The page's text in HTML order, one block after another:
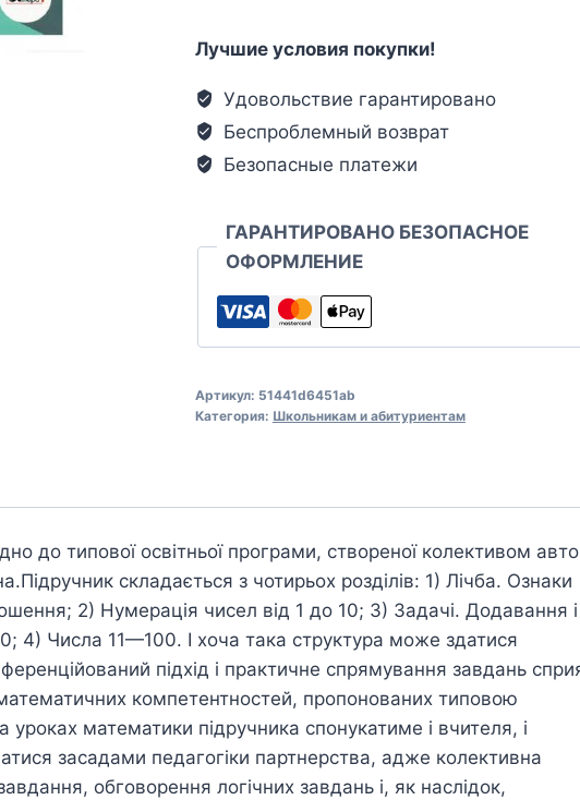
Лучшие условия покупки!
Удовольствие гарантировано
Беспроблемный возврат
Безопасные платежи
ГАРАНТИРОВАНО БЕЗОПАСНОЕ
ОФОРМЛЕНИЕ
Артикул: 51441d6451ab
Категория: Школьникам и абитуриентам
до типової освітньої програми, створеної колективом
складається з чотирьох розділів: 1) Лічба. Ознаки
2) Нумерація чисел від 1 до 10; 3) Задачі. Додавання і
4) Числа 11—100. І хоча така структура може здатися
підхід і практичне спрямування завдань
компетентностей, пропонованих типовою
математики підручника спонукатиме і вчителя, і
засадами педагогіки партнерства, адже колективна
обговорення логічних завдань і, як наслідок,